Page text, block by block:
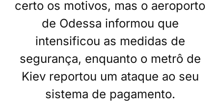
certo os motivos, mas o aeroporto
de Odessa informou que
intensificou as medidas de
segurança, enquanto o metrô de
Kiev reportou um ataque ao seu
sistema de pagamento.